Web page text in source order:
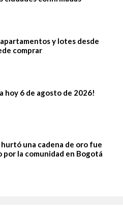
y lotes desde
comprar
hoy 6 de agosto de 2026!
una cadena de oro fue
por la comunidad en Bogotá